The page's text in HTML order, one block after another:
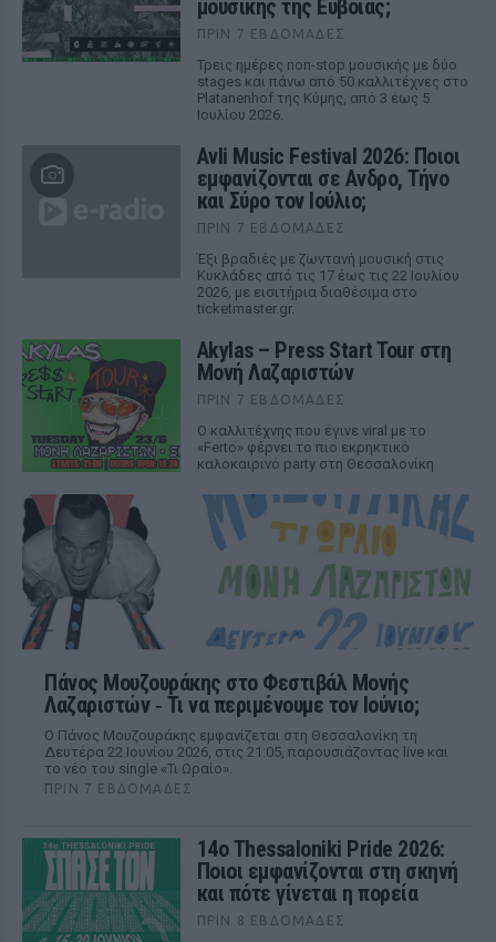
μουσικής της Εύβοιας;
ΠΡΙΝ 7 ΕΒΔΟΜΆΔΕΣ
Τρεις ημέρες non-stop μουσικής με δύο
stages και πάνω από 50 καλλιτέχνες στο
Platanenhof της Κύμης, από 3 έως 5
Ιουλίου 2026.
Avli Music Festival 2026: Ποιοι
εμφανίζονται σε Ανδρο, Τήνο
και Σύρο τον Ιούλιο;
ΠΡΙΝ 7 ΕΒΔΟΜΆΔΕΣ
Έξι βραδιές με ζωντανή μουσική στις
Κυκλάδες από τις 17 έως τις 22 Ιουλίου
2026, με εισιτήρια διαθέσιμα στο
ticketmaster.gr.
Akylas – Press Start Tour στη
Μονή Λαζαριστών
ΠΡΙΝ 7 ΕΒΔΟΜΆΔΕΣ
Ο καλλιτέχνης που έγινε viral με το
«Ferto» φέρνει το πιο εκρηκτικό
καλοκαιρινό party στη Θεσσαλονίκη
Πάνος Μουζουράκης στο Φεστιβάλ Μονής
Λαζαριστών ‑ Τι να περιμένουμε τον Ιούνιο;
Ο Πάνος Μουζουράκης εμφανίζεται στη Θεσσαλονίκη τη
Δευτέρα 22 Ιουνίου 2026, στις 21:05, παρουσιάζοντας live και
το νέο του single «Τι Ωραίο».
ΠΡΙΝ 7 ΕΒΔΟΜΆΔΕΣ
14ο Thessaloniki Pride 2026:
Ποιοι εμφανίζονται στη σκηνή
και πότε γίνεται η πορεία
ΠΡΙΝ 8 ΕΒΔΟΜΆΔΕΣ